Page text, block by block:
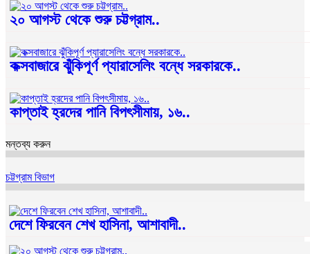
২০ আগস্ট থেকে শুরু চট্টগ্রাম..
কক্সবাজারে ঝুঁকিপূর্ণ প্যারাসেলিং বন্ধে সরকারকে..
কাপ্তাই হ্রদের পানি বিপৎসীমায়, ১৬..
মন্তব্য করুন
চট্টগ্রাম বিভাগ
দেশে ফিরবেন শেখ হাসিনা, আশাবাদী..